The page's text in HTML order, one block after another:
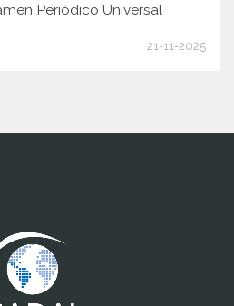
Periódico Universal
21-11-2025